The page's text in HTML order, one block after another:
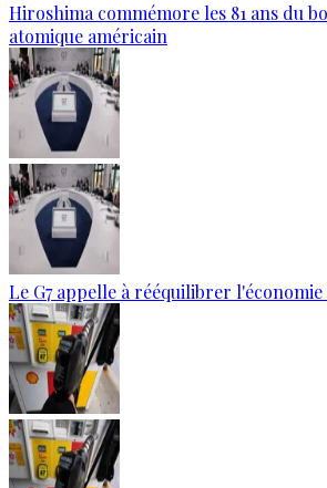
Hiroshima commémore les 81 ans du
atomique américain
Le G7 appelle à rééquilibrer